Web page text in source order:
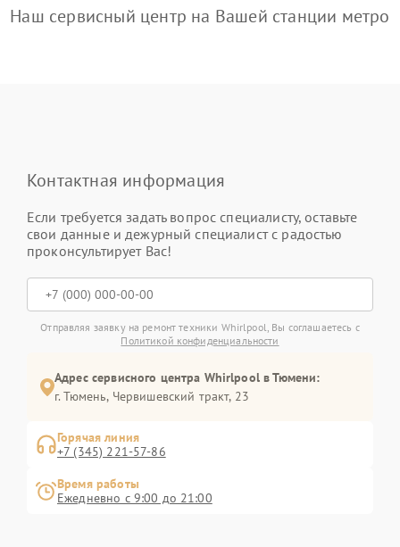
Наш сервисный центр на Вашей станции метро
Контактная информация
Если требуется задать вопрос специалисту, оставьте
свои данные и дежурный специалист с радостью
проконсультирует Вас!
Отправляя заявку на ремонт техники Whirlpool, Вы соглашаетесь с
Политикой конфиденциальности
Адрес сервисного центра Whirlpool в Тюмени:
г. Тюмень, ​Червишевский тракт, 23
Горячая линия
+7 (345) 221-57-86
Время работы
Ежедневно с 9:00 до 21:00